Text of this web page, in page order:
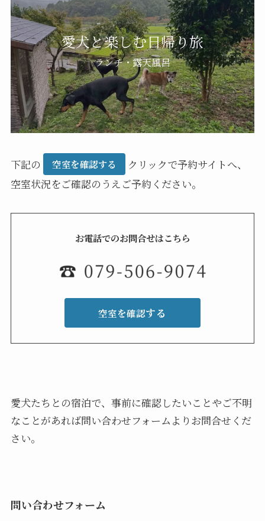
愛犬と楽しむ日帰り旅
ランチ・露天風呂
下記の 空室を確認する
クリックで予約サイトへ、
空室状況をご確認のうえご予約ください。
お電話でのお問合せはこちら
空室を確認する
愛犬たちとの宿泊で、事前に確認したいことやご不明
なことがあれば問い合わせフォームよりお問合せくだ
さい。
問い合わせフォーム